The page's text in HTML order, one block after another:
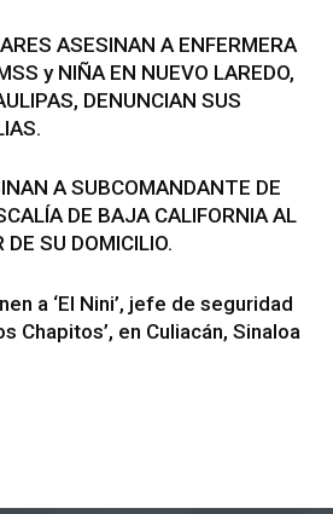
ASESINAN A ENFERMERA
y NIÑA EN NUEVO LAREDO,
DENUNCIAN SUS
A SUBCOMANDANTE DE
DE BAJA CALIFORNIA AL
DE SU DOMICILIO.
a ‘El Nini’, jefe de seguridad
Chapitos’, en Culiacán, Sinaloa